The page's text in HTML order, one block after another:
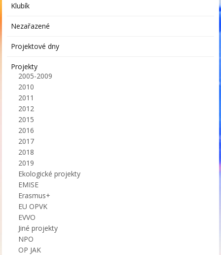
Klubík
Nezařazené
Projektové dny
Projekty
2005-2009
2010
2011
2012
2015
2016
2017
2018
2019
Ekologické projekty
EMISE
Erasmus+
EU OPVK
EVVO
Jiné projekty
NPO
OP JAK